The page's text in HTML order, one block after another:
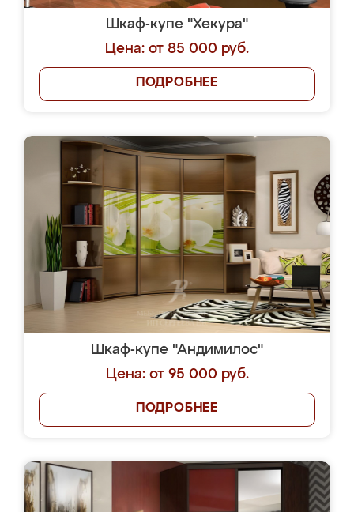
Шкаф-купе "Хекура"
Цена: от 85 000 руб.
ПОДРОБНЕЕ
Шкаф-купе "Андимилос"
Цена: от 95 000 руб.
ПОДРОБНЕЕ